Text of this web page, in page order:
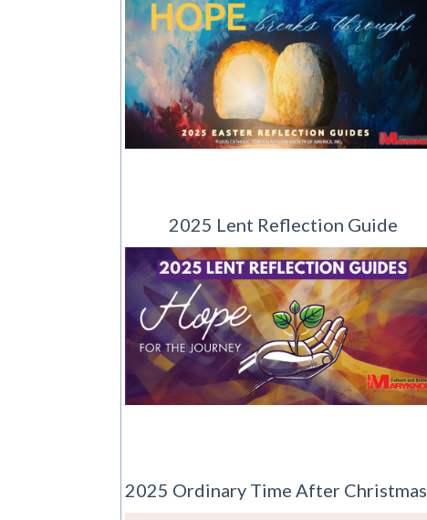
2025 Lent Reflection Guide
2025 Ordinary Time After Christmas